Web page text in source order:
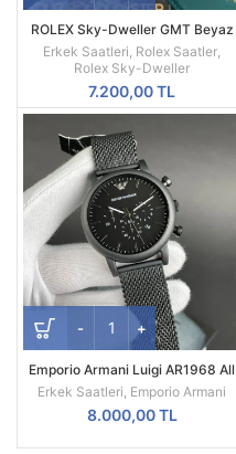
ROLEX Sky-Dweller GMT Beyaz
Kadran Sarı Kasa Erkek Saati
Erkek Saatleri Rolex Saatler
Rolex Sky-Dweller
7.200,00TL
Emporio Armani Luigi AR1968 All
Black Mesh Siyah Kadran Siyah
Kordon A Kalite
Erkek Saatleri Emporio Armani
8.000,00TL